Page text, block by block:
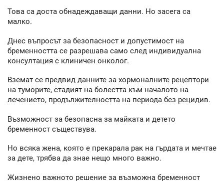
Това са доста обнадеждаващи данни. Но засега са
малко.
Днес въпросът за безопасност и допустимост на
бременността се разрешава само след индивидуална
консултация с клиничен онколог.
Вземат се предвид данните за хормоналните рецептори
на туморите, стадият на болестта към началото на
лечението, продължителността на периода без рецидив.
Възможност за безопасна за майката и детето
бременност съществува.
Но всяка жена, която е прекарала рак на гърдата и мечтае
за дете, трябва да знае нещо много важно.
Жизнено важното решение за възможна бременност